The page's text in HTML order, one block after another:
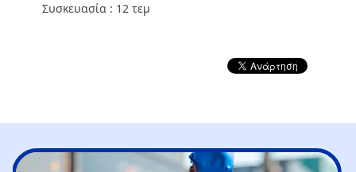
Συσκευασία : 12 τεμ